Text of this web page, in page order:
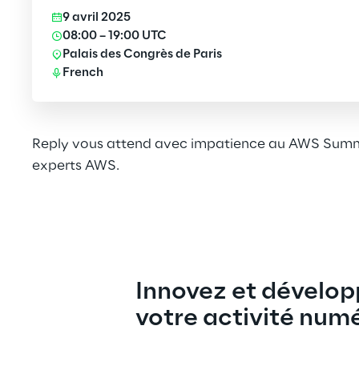
Reply vous attend avec impatience au AWS
experts AWS.
9 avril 2025
08:00 – 19:00 UTC
Palais des Congrès de Paris
French
Innovez et
votre activité